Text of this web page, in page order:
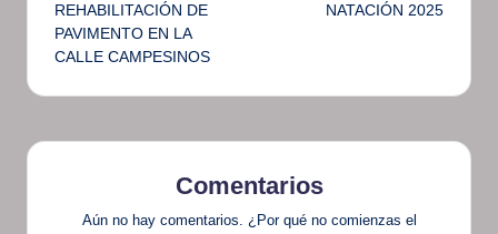
entradas
REHABILITACIÓN DE
PAVIMENTO EN LA
CALLE CAMPESINOS
NATACIÓN 2025
Comentarios
Aún no hay comentarios. ¿Por qué no comienzas el